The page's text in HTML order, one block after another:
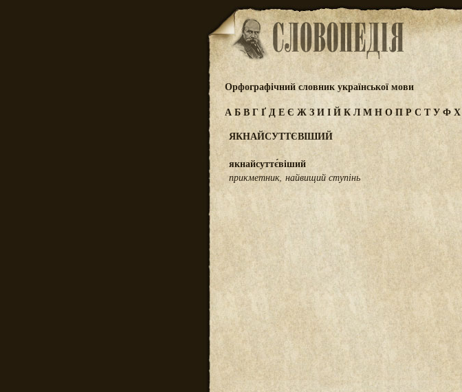
Орфографічний словник української мови
АБВГҐДЕЄ ЖЗИІЙКЛМНОПРС ТУФХ
ЯКНАЙСУТТЄВІШИЙ
якнайсуттє́віший
прикметник, найвищий ступінь